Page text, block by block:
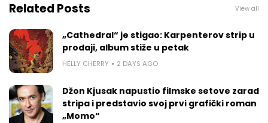
Related Posts View all
„Cathedral“ je stigao: Karpenterov strip u
prodaji, album stiže u petak
HELLY CHERRY 2 DAYS AGO
Džon Kjusak napustio filmske setove zarad
stripa i predstavio svoj prvi grafički roman
„Momo“